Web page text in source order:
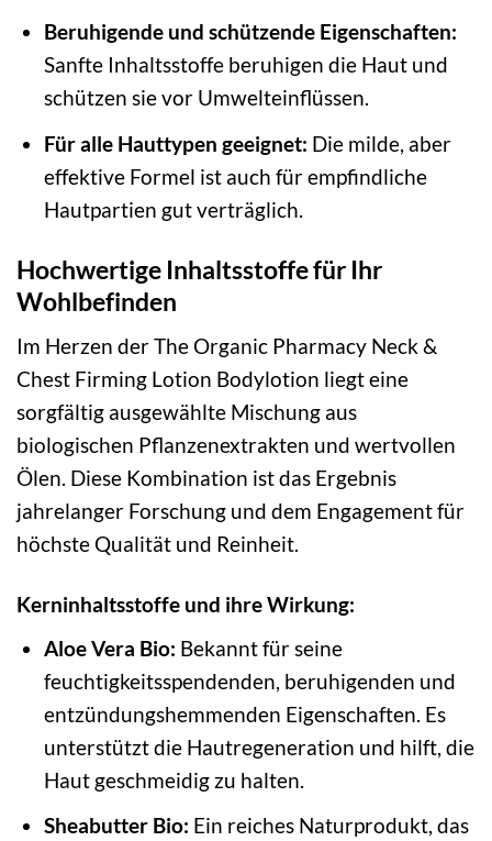
Beruhigende und schützende Eigenschaften:
Sanfte Inhaltsstoffe beruhigen die Haut und
schützen sie vor Umwelteinflüssen.
Für alle Hauttypen geeignet: Die milde, aber
effektive Formel ist auch für empfindliche
Hautpartien gut verträglich.
Hochwertige Inhaltsstoffe für Ihr
Wohlbefinden
Im Herzen der The Organic Pharmacy Neck &
Chest Firming Lotion Bodylotion liegt eine
sorgfältig ausgewählte Mischung aus
biologischen Pflanzenextrakten und wertvollen
Ölen. Diese Kombination ist das Ergebnis
jahrelanger Forschung und dem Engagement für
höchste Qualität und Reinheit.
Kerninhaltsstoffe und ihre Wirkung:
Aloe Vera Bio: Bekannt für seine
feuchtigkeitsspendenden, beruhigenden und
entzündungshemmenden Eigenschaften. Es
unterstützt die Hautregeneration und hilft, die
Haut geschmeidig zu halten.
Sheabutter Bio: Ein reiches Naturprodukt, das